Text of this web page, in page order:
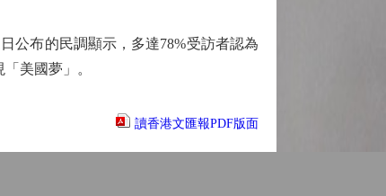
布的民調顯示，多達78%受訪者認為
美國夢」。
讀香港文匯報PDF版面